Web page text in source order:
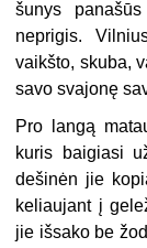
šunys
neprigis.
vaikšto, skuba,
savo svajonę
Pro langą
kuris baigiasi
dešinėn jie
keliaujant į
jie išsako be